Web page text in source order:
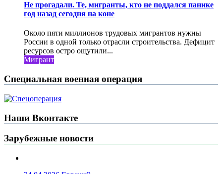
Не прогадали. Те, мигранты, кто не поддался панике
год назад сегодня на коне
Около пяти миллионов трудовых мигрантов нужны
России в одной только отрасли строительства. Дефицит
ресурсов остро ощутили...
Мигрант
Специальная военная операция
Наши Вконтакте
Зарубежные новости